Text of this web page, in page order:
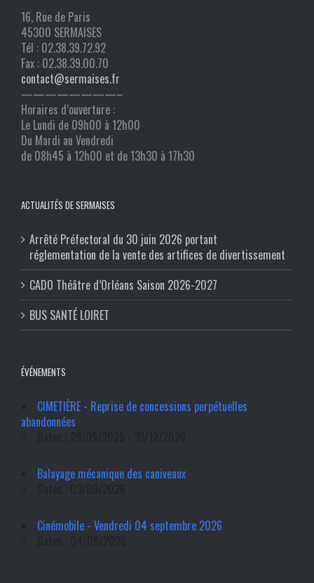
16, Rue de Paris
45300 SERMAISES
Tél : 02.38.39.72.92
Fax : 02.38.39.00.70
contact@sermaises.fr
————————–
Horaires d’ouverture :
Le Lundi de 09h00 à 12h00
Du Mardi au Vendredi
de 08h45 à 12h00 et de 13h30 à 17h30
ACTUALITÉS DE SERMAISES
Arrêté Préfectoral du 30 juin 2026 portant
réglementation de la vente des artifices de divertissement
CADO Théâtre d’Orléans Saison 2026-2027
BUS SANTÉ LOIRET
ÉVÉNEMENTS
CIMETIÈRE - Reprise de concessions perpétuelles
abandonnées
Balayage mécanique des caniveaux
Cinémobile - Vendredi 04 septembre 2026